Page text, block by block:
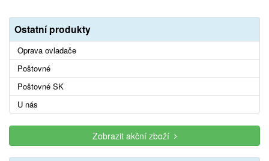
Ostatní produkty
Oprava ovladače
Poštovné
Poštovné SK
U nás
Zobrazit akční zboží